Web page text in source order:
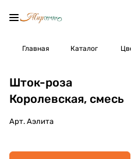
Главная Каталог
Шток-роза
Королевская, смесь
Арт. Аэлита